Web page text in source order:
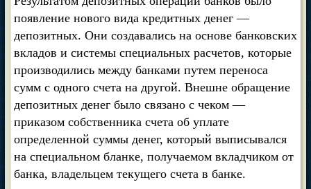
появление нового вида кредитных денег —
депозитных. Они создавались на основе банковских
вкладов и системы специальных расчетов, которые
производились между банками путем переноса
сумм с одного счета на другой. Внешне обращение
депозитных денег было связано с чеком —
приказом собственника счета об уплате
определенной суммы денег, который выписывался
на специальном бланке, получаемом вкладчиком от
банка, владельцем текущего счета в банке.